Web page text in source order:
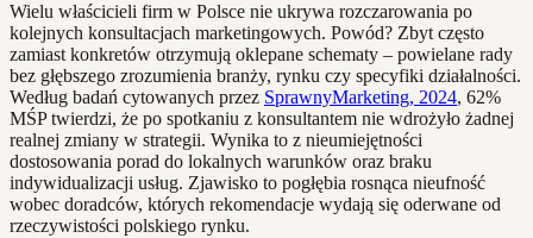
Wielu właścicieli firm w Polsce nie ukrywa rozczarowania po
kolejnych konsultacjach marketingowych. Powód? Zbyt często
zamiast konkretów otrzymują oklepane schematy – powielane rady
bez głębszego zrozumienia branży, rynku czy specyfiki działalności.
Według badań cytowanych przez SprawnyMarketing, 2024, 62%
MŚP twierdzi, że po spotkaniu z konsultantem nie wdrożyło żadnej
realnej zmiany w strategii. Wynika to z nieumiejętności
dostosowania porad do lokalnych warunków oraz braku
indywidualizacji usług. Zjawisko to pogłębia rosnąca nieufność
wobec doradców, których rekomendacje wydają się oderwane od
rzeczywistości polskiego rynku.